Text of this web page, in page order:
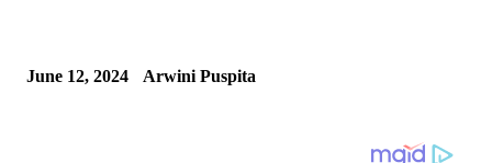
June 12, 2024 Arwini Puspita